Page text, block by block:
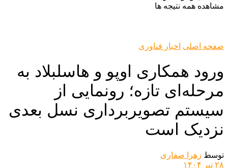
مشاهده همه نتیجه ها
صفحه اصلی اخبار فناوری
ورود همکاری اوپو و هاسلبلاد به
مرحله‌ای تازه؛ رونمایی از
سیستم تصویربرداری نسل بعدی
نزدیک است
توسط زهرا صفاری
۲۸ تیر ۱۴۰۴